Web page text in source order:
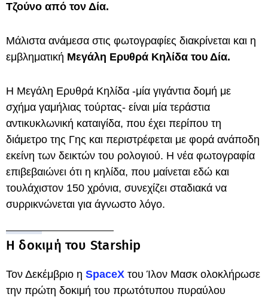
Τζούνο από τον Δία.
Μάλιστα ανάμεσα στις φωτογραφίες διακρίνεται και η
εμβληματική Μεγάλη Ερυθρά Κηλίδα του Δία.
Η Μεγάλη Ερυθρά Κηλίδα -μία γιγάντια δομή με
σχήμα γαμήλιας τούρτας- είναι μία τεράστια
αντικυκλωνική καταιγίδα, που έχει περίπου τη
διάμετρο της Γης και περιστρέφεται με φορά ανάποδη
εκείνη των δεικτών του ρολογιού. Η νέα φωτογραφία
επιβεβαιώνει ότι η κηλίδα, που μαίνεται εδώ και
τουλάχιστον 150 χρόνια, συνεχίζει σταδιακά να
συρρικνώνεται για άγνωστο λόγο.
Η δοκιμή του Starship
Τον Δεκέμβριο η SpaceX του Ίλον Μασκ ολοκλήρωσε
την πρώτη δοκιμή του πρωτότυπου πυραύλου